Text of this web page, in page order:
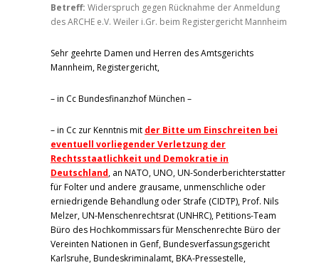
Betreff: Widerspruch gegen Rücknahme der Anmeldung
des ARCHE e.V. Weiler i.Gr. beim Registergericht Mannheim
Sehr geehrte Damen und Herren des Amtsgerichts
Mannheim, Registergericht,
– in Cc Bundesfinanzhof München –
– in Cc zur Kenntnis mit der Bitte um Einschreiten bei
eventuell vorliegender Verletzung der
Rechtsstaatlichkeit und Demokratie in
Deutschland, an NATO, UNO, UN-Sonderberichterstatter
für Folter und andere grausame, unmenschliche oder
erniedrigende Behandlung oder Strafe (CIDTP), Prof. Nils
Melzer, UN-Menschenrechtsrat (UNHRC), Petitions-Team
Büro des Hochkommissars für Menschenrechte Büro der
Vereinten Nationen in Genf, Bundesverfassungsgericht
Karlsruhe, Bundeskriminalamt, BKA-Pressestelle,